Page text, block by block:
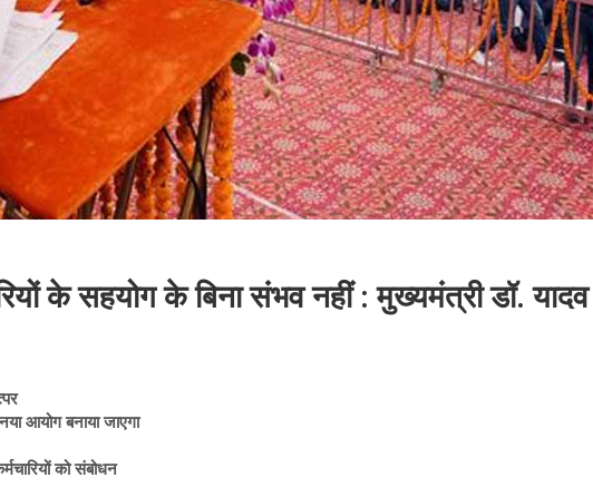
के सहयोग के बिना संभव नहीं : मुख्यमंत्री डॉ. यादव
आयोग बनाया जाएगा
को संबोधन